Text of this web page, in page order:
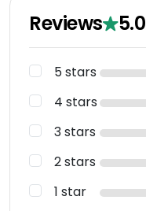
Reviews 5.0
5 stars
4 stars
3 stars
2 stars
1 star